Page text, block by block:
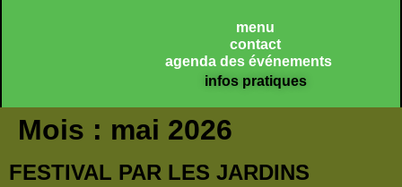
menu
contact
agenda des événements
infos pratiques
Mois : mai 2026
FESTIVAL PAR LES JARDINS